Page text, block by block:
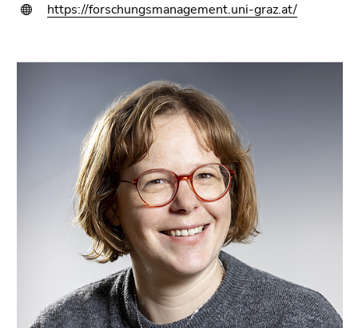
https://forschungsmanagement.uni-graz.at/